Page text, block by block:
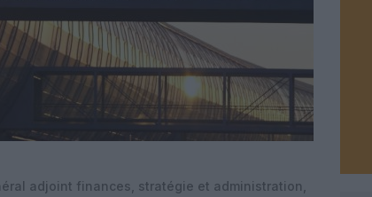
adjoint finances, stratégie et administration,